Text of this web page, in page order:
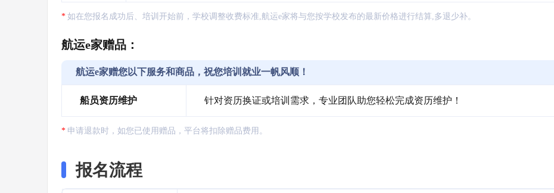
如在您报名成功后、培训开始前，学校调整收费标准,航运e家将与您按学校发布的最新价格进行结算,多退少补。
航运e家赠品：
航运e家赠您以下服务和商品，祝您培训就业一帆风顺！
船员资历维护 针对资历换证或培训需求，专业团队助您轻松完成资历维护！
申请退款时，如您已使用赠品，平台将扣除赠品费用。
报名流程